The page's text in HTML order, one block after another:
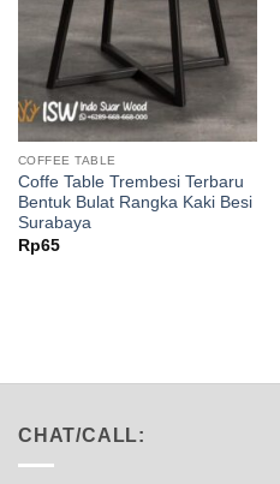
COFFEE TABLE
Coffe Table Trembesi Terbaru
Bentuk Bulat Rangka Kaki Besi
Surabaya
Rp65
CHAT/CALL: